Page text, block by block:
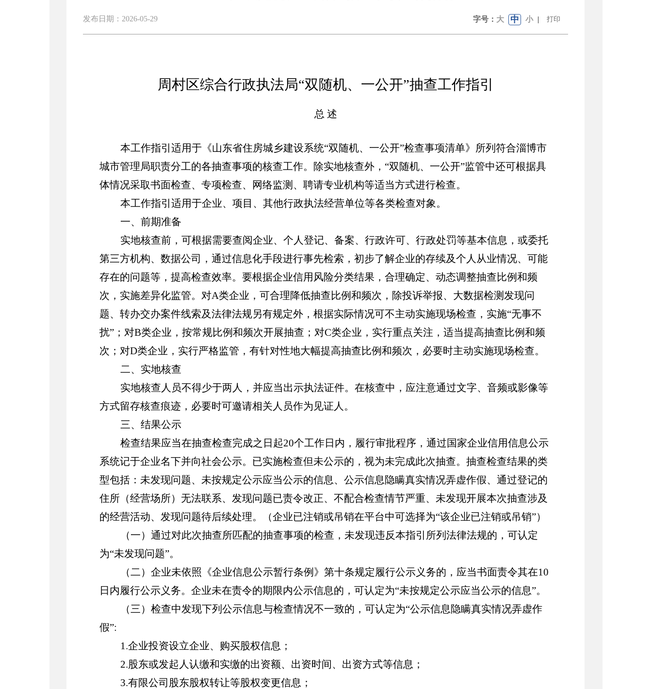
发布日期：2026-05-29 字号： 大 中 小 | 打印
周村区综合行政执法局“双随机、一公开”抽查工作指引
总 述
本工作指引适用于《山东省住房城乡建设系统“双随机、一公开”检查事项清单》所列符合淄博市
城市管理局职责分工的各抽查事项的核查工作。除实地核查外，“双随机、一公开”监管中还可根据具
体情况采取书面检查、专项检查、网络监测、聘请专业机构等适当方式进行检查。
本工作指引适用于企业、项目、其他行政执法经营单位等各类检查对象。
一、 前期准备
实地核查前，可根据需要查阅企业、个人登记、备案、行政许可、行政处罚等基本信息，或委托
第三方机构、数据公司，通过信息化手段进行事先检索，初步了解企业的存续及个人从业情况、可能
存在的问题等，提高检查效率。要根据企业信用风险分类结果，合理确定、动态调整抽查比例和频
次，实施差异化监管。对A类企业，可合理降低抽查比例和频次，除投诉举报、大数据检测发现问
题、转办交办案件线索及法律法规另有规定外，根据实际情况可不主动实施现场检查，实施“无事不
扰”；对B类企业，按常规比例和频次开展抽查；对C类企业，实行重点关注，适当提高抽查比例和频
次；对D类企业，实行严格监管，有针对性地大幅提高抽查比例和频次，必要时主动实施现场检查。
二、 实地核查
实地核查人员不得少于两人，并应当出示执法证件。在核查中，应注意通过文字、音频或影像等
方式留存核查痕迹，必要时可邀请相关人员作为见证人。
三、 结果公示
检查结果应当在抽查检查完成之日起20个工作日内，履行审批程序，通过国家企业信用信息公示
系统记于企业名下并向社会公示。已实施检查但未公示的，视为未完成此次抽查。抽查检查结果的类
型包括：未发现问题、未按规定公示应当公示的信息、公示信息隐瞒真实情况弄虚作假、通过登记的
住所（经营场所）无法联系、发现问题已责令改正、不配合检查情节严重、未发现开展本次抽查涉及
的经营活动、发现问题待后续处理。（企业已注销或吊销在平台中可选择为“该企业已注销或吊销”）
（一）通过对此次抽查所匹配的抽查事项的检查，未发现违反本指引所列法律法规的，可认定
为“未发现问题”。
（二）企业未依照《企业信息公示暂行条例》第十条规定履行公示义务的，应当书面责令其在10
日内履行公示义务。企业未在责令的期限内公示信息的，可认定为“未按规定公示应当公示的信息”。
（三）检查中发现下列公示信息与检查情况不一致的，可认定为“公示信息隐瞒真实情况弄虚作
假”:
1.企业投资设立企业、购买股权信息；
2.股东或发起人认缴和实缴的出资额、出资时间、出资方式等信息；
3.有限公司股东股权转让等股权变更信息；